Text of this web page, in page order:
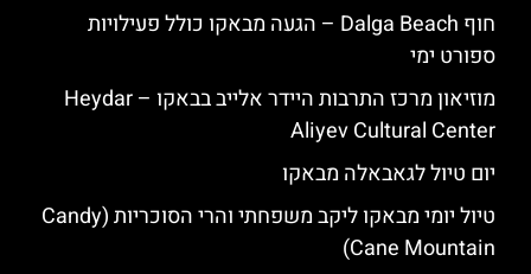
חוף Dalga Beach – הגעה מבאקו כולל פעילויות
ספורט ימי
מוזיאון מרכז התרבות היידר אלייב בבאקו – Heydar
Aliyev Cultural Center
יום טיול לגאבאלה מבאקו
טיול יומי מבאקו ליקב משפחתי והרי הסוכריות (Candy
Cane Mountain)